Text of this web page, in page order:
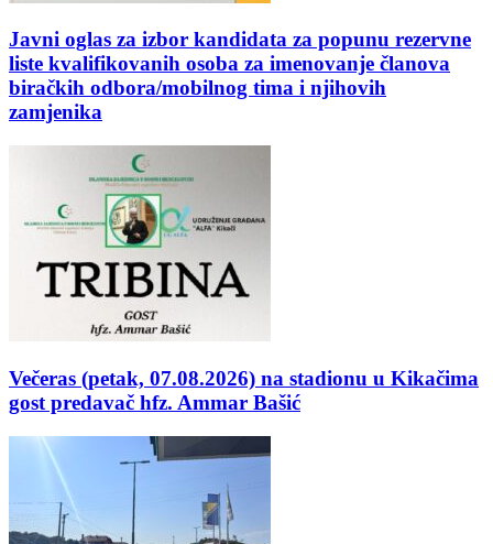
Javni oglas za izbor kandidata za popunu rezervne
liste kvalifikovanih osoba za imenovanje članova
biračkih odbora/mobilnog tima i njihovih
zamjenika
Večeras (petak, 07.08.2026) na stadionu u Kikačima
gost predavač hfz. Ammar Bašić